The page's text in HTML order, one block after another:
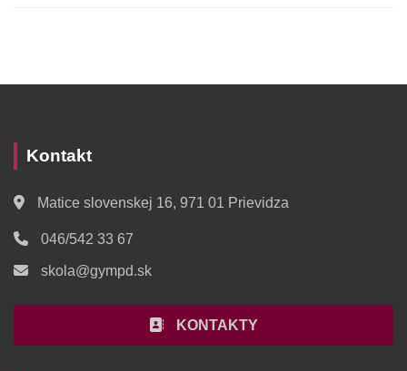
Kontakt
Matice slovenskej 16, 971 01 Prievidza
046/542 33 67
skola@gympd.sk
KONTAKTY